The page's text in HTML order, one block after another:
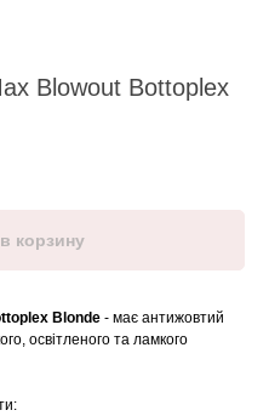
Blowout Bottoplex
корзину
Blonde - має антижовтий
освітленого та ламкого